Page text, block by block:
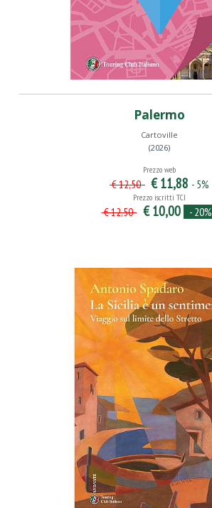
Palermo
Cartoville
(2026)
Prezzo web
€ 12,50 € 11,88 - 5%
Prezzo iscritti TCI
€ 12,50 € 10,00 - 20%